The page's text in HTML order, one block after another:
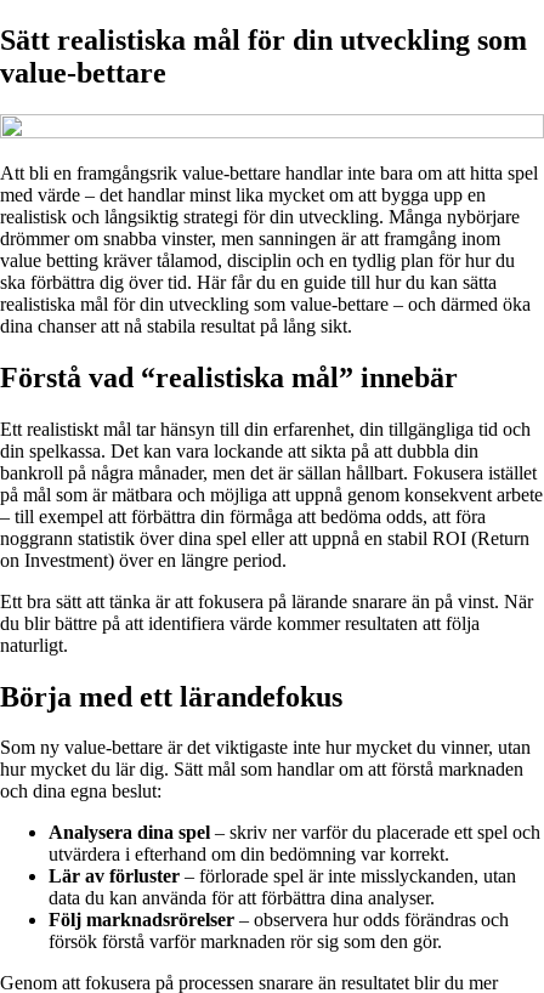
Sätt realistiska mål för din utveckling som
value-bettare
Att bli en framgångsrik value-bettare handlar inte bara om att hitta spel
med värde – det handlar minst lika mycket om att bygga upp en
realistisk och långsiktig strategi för din utveckling. Många nybörjare
drömmer om snabba vinster, men sanningen är att framgång inom
value betting kräver tålamod, disciplin och en tydlig plan för hur du
ska förbättra dig över tid. Här får du en guide till hur du kan sätta
realistiska mål för din utveckling som value-bettare – och därmed öka
dina chanser att nå stabila resultat på lång sikt.
Förstå vad “realistiska mål” innebär
Ett realistiskt mål tar hänsyn till din erfarenhet, din tillgängliga tid och
din spelkassa. Det kan vara lockande att sikta på att dubbla din
bankroll på några månader, men det är sällan hållbart. Fokusera istället
på mål som är mätbara och möjliga att uppnå genom konsekvent arbete
– till exempel att förbättra din förmåga att bedöma odds, att föra
noggrann statistik över dina spel eller att uppnå en stabil ROI (Return
on Investment) över en längre period.
Ett bra sätt att tänka är att fokusera på lärande snarare än på vinst. När
du blir bättre på att identifiera värde kommer resultaten att följa
naturligt.
Börja med ett lärandefokus
Som ny value-bettare är det viktigaste inte hur mycket du vinner, utan
hur mycket du lär dig. Sätt mål som handlar om att förstå marknaden
och dina egna beslut:
Analysera dina spel – skriv ner varför du placerade ett spel och
utvärdera i efterhand om din bedömning var korrekt.
Lär av förluster – förlorade spel är inte misslyckanden, utan
data du kan använda för att förbättra dina analyser.
Följ marknadsrörelser – observera hur odds förändras och
försök förstå varför marknaden rör sig som den gör.
Genom att fokusera på processen snarare än resultatet blir du mer